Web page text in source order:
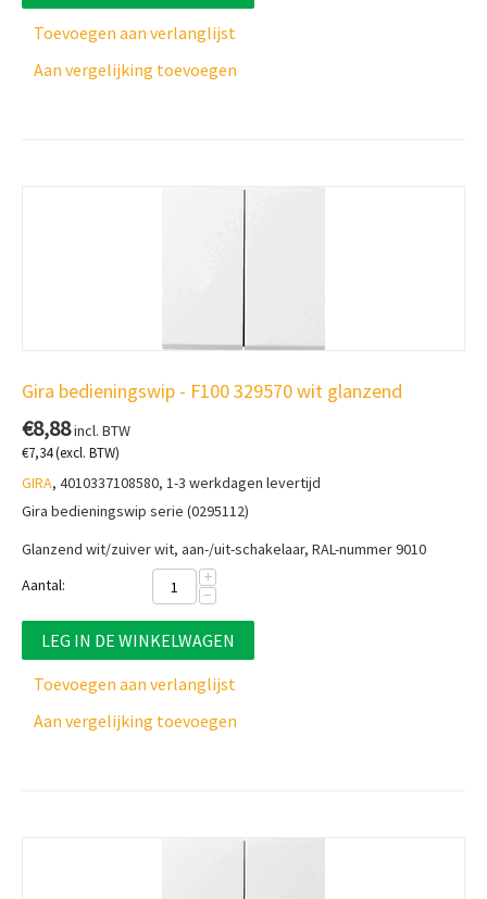
Toevoegen aan verlanglijst
Aan vergelijking toevoegen
Gira bedieningswip - F100 329570 wit glanzend
€8,88incl. BTW
€7,34(excl. BTW)
GIRA, 4010337108580, 1-3 werkdagen levertijd
Gira bedieningswip serie (0295112)
Glanzend wit/zuiver wit, aan-/uit-schakelaar, RAL-nummer 9010
Aantal:
+
−
LEG IN DE WINKELWAGEN
Toevoegen aan verlanglijst
Aan vergelijking toevoegen